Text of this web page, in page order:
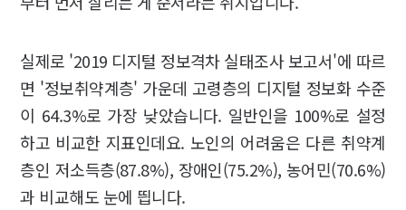
실제로 '2019 디지털 정보격차 실태조사 보고서'에 따르
면 '정보취약계층' 가운데 고령층의 디지털 정보화 수준
이 64.3%로 가장 낮았습니다. 일반인을 100%로 설정
하고 비교한 지표인데요. 노인의 어려움은 다른 취약계
층인 저소득층(87.8%), 장애인(75.2%), 농어민(70.6%)
과 비교해도 눈에 띕니다.